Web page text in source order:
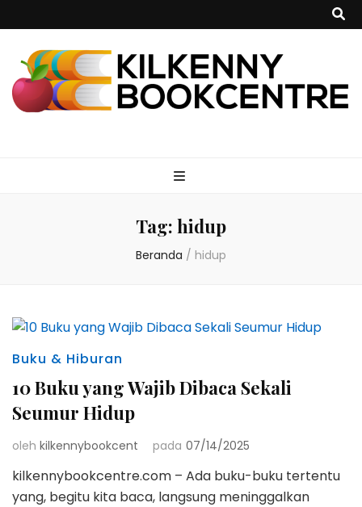
Tag: hidup
Beranda / hidup
Buku & Hiburan
10 Buku yang Wajib Dibaca Sekali
Seumur Hidup
oleh kilkennybookcent pada 07/14/2025
kilkennybookcentre.com – Ada buku-buku tertentu
yang, begitu kita baca, langsung meninggalkan